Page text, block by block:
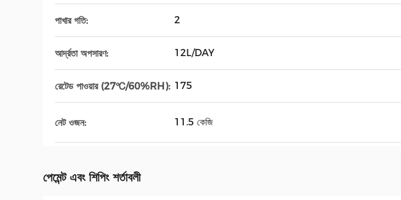
পাখার গতি: 2
আর্দ্রতা অপসারণ: 12L/DAY
রেটেড পাওয়ার (27℃/60%RH): 175
নেট ওজন: 11.5 কেজি
পেমেন্ট এবং শিপিং শর্তাবলী